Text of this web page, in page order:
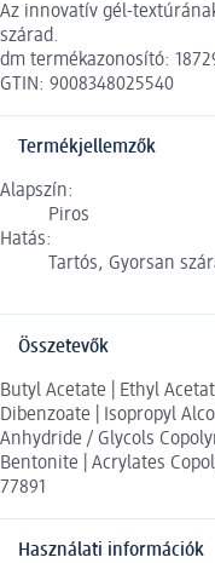
Az innovatív gél-
szárad.
dm termékazonosító:
GTIN: 9008348025540
Termékjellemzők
Alapszín:
Piros
Hatás:
Tartós, Gyorsan
Összetevők
Butyl Acetate | Ethyl
Dibenzoate | Isopropyl
Anhydride / Glycols
Bentonite | Acrylates
77891
Használati információk